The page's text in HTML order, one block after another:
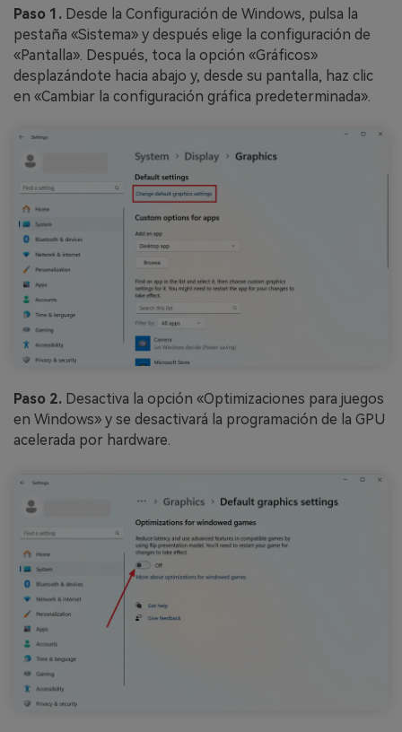
Paso 1. Desde la Configuración de Windows, pulsa la
pestaña «Sistema» y después elige la configuración de
«Pantalla». Después, toca la opción «Gráficos»
desplazándote hacia abajo y, desde su pantalla, haz clic
en «Cambiar la configuración gráfica predeterminada».
Paso 2. Desactiva la opción «Optimizaciones para juegos
en Windows» y se desactivará la programación de la GPU
acelerada por hardware.